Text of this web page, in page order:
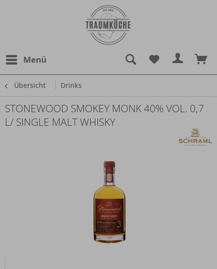
Menü
Übersicht Drinks
STONEWOOD SMOKEY MONK 40% VOL. 0,7
L/ SINGLE MALT WHISKY